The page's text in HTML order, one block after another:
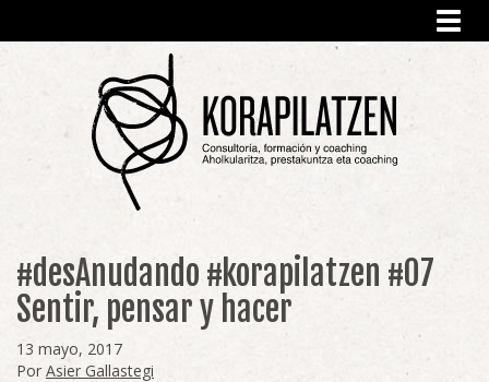
#desAnudando #korapilatzen #07
Sentir, pensar y hacer
13 mayo, 2017
Por Asier Gallastegi